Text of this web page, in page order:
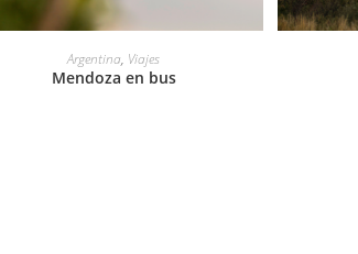
LEER MÁS
Argentina, Viajes
Mendoza en bus